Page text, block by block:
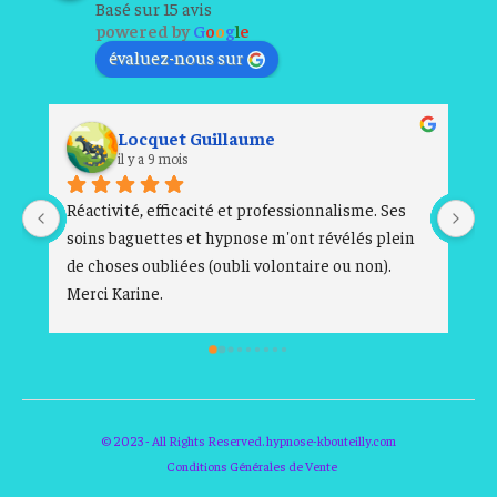
Basé sur 15 avis
powered byGoogle
évaluez-nous sur
Ses
révélés plein
ou non).
Allouch Sabra
J'ai eu ma première séance jeudi 30/10, je
ravie
Karine à été à l'écoute de mes
mes ressentis avec bienveillance à l'aide
à su me donner des clés afin d'avancer et
aller les yeux fermés
Merci Karine
© 2023 - All Rights Reserved. hypnose-kbouteilly.com
Conditions Générales de Vente